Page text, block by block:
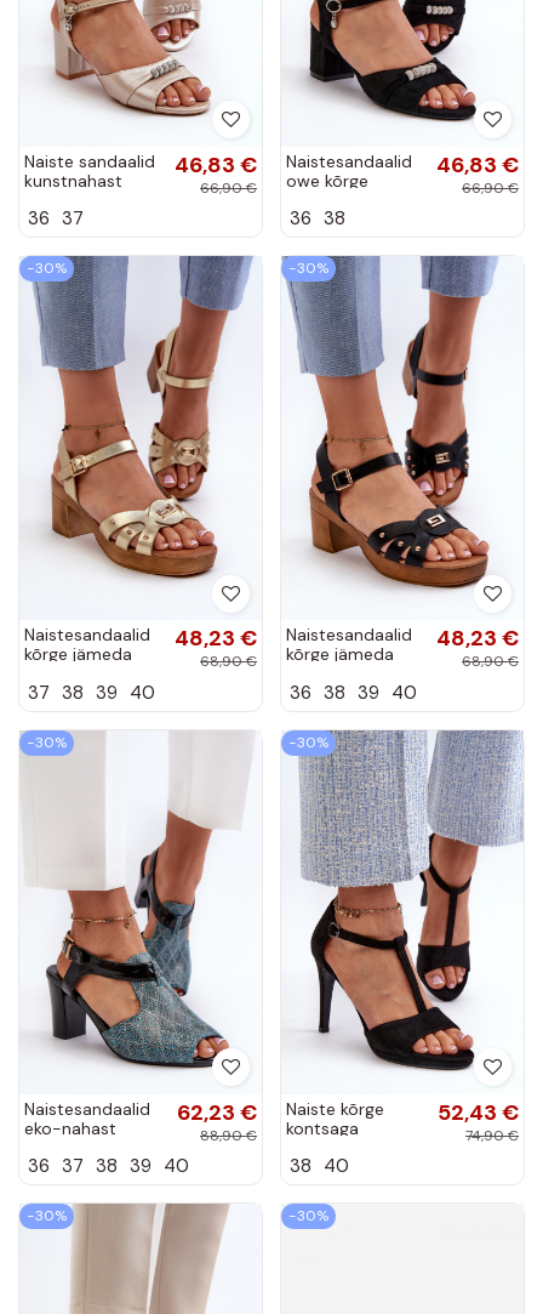
Naiste sandaalid
kunstnahast
kaunite
kuldsed Narhi
46,83 €
66,90 €
36 37
Naistesandaalid
owe kõrge
mustad Narhi
46,83 €
66,90 €
36 38
−30%
Naistesandaalid
kõrge jämeda
nahast Kuldset
48,23 €
68,90 €
37 38 39 40
−30%
Naistesandaalid
kõrge jämeda
nahast mustad
48,23 €
68,90 €
36 38 39 40
−30%
Naistesandaalid
eko-nahast
Queenmarie
62,23 €
88,90 €
36 37 38 39 40
−30%
Naiste kõrge
kontsaga
Suede, must
52,43 €
74,90 €
38 40
−30% −30%